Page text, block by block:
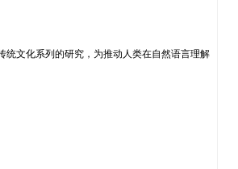
统文化系列的研究，为推动人类在自然语言理解